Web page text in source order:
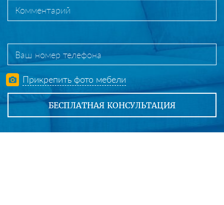
Прикрепить фото мебели